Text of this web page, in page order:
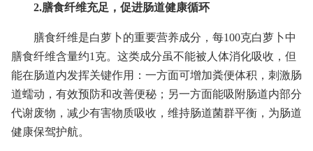
2.膳食纤维充足，促进肠道健康循环
膳食纤维是白萝卜的重要营养成分，每100克白萝卜中
膳食纤维含量约1克。这类成分虽不能被人体消化吸收，但
能在肠道内发挥关键作用：一方面可增加粪便体积，刺激肠
道蠕动，有效预防和改善便秘；另一方面能吸附肠道内部分
代谢废物，减少有害物质吸收，维持肠道菌群平衡，为肠道
健康保驾护航。